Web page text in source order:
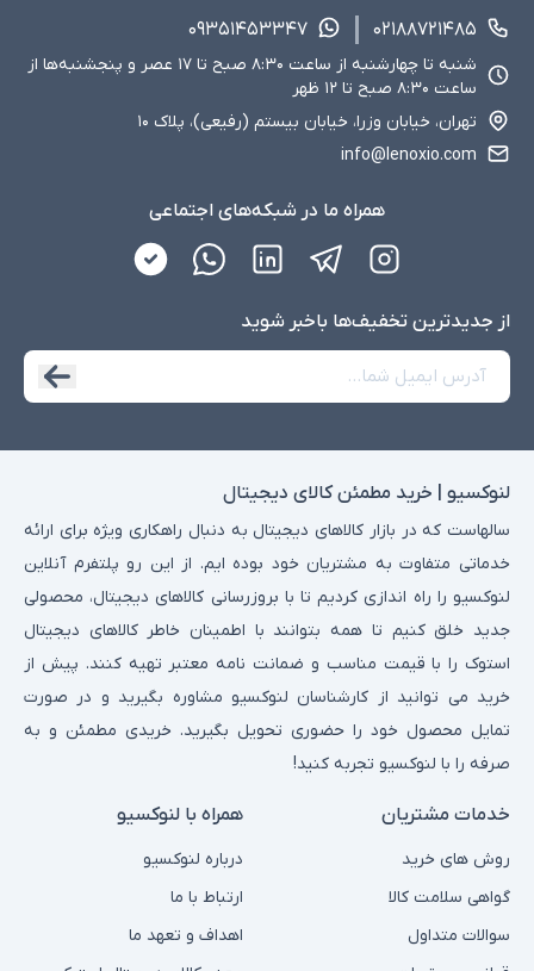
۰۲۱۸۸۷۲۱۴۸۵
۰۹۳۵۱۴۵۳۳۴۷
شنبه تا چهارشنبه از ساعت ۸:۳۰ صبح تا ۱۷ عصر و پنجشنبه‌ها از
ساعت ۸:۳۰ صبح تا ۱۲ ظهر
تهران، خیابان وزرا، خیابان بیستم (رفیعی)، پلاک ۱۰
info@lenoxio.com
همراه ما در شبکه‌های اجتماعی
از جدید‌ترین تخفیف‌ها با‌خبر شوید
لنوکسیو | خرید مطمئن کالای دیجیتال
سالهاست که در بازار کالاهای دیجیتال به دنبال راهکاری ویژه برای ارائه
خدماتی متفاوت به مشتریان خود بوده ایم. از این رو پلتفرم آنلاین
لنوکسیو را راه اندازی کردیم تا با بروزرسانی کالاهای دیجیتال، محصولی
جدید خلق کنیم تا همه بتوانند با اطمینان خاطر کالاهای دیجیتال
استوک را با قیمت مناسب و ضمانت نامه معتبر تهیه کنند. پیش از
خرید می توانید از کارشناسان لنوکسیو مشاوره بگیرید و در صورت
تمایل محصول خود را حضوری تحویل بگیرید. خریدی مطمئن و به
صرفه را با لنوکسیو تجربه کنید!
خدمات مشتریان
روش های خرید
گواهی سلامت کالا
سوالات متداول
همراه با لنوکسیو
درباره لنوکسیو
ارتباط با ما
اهداف و تعهد ما